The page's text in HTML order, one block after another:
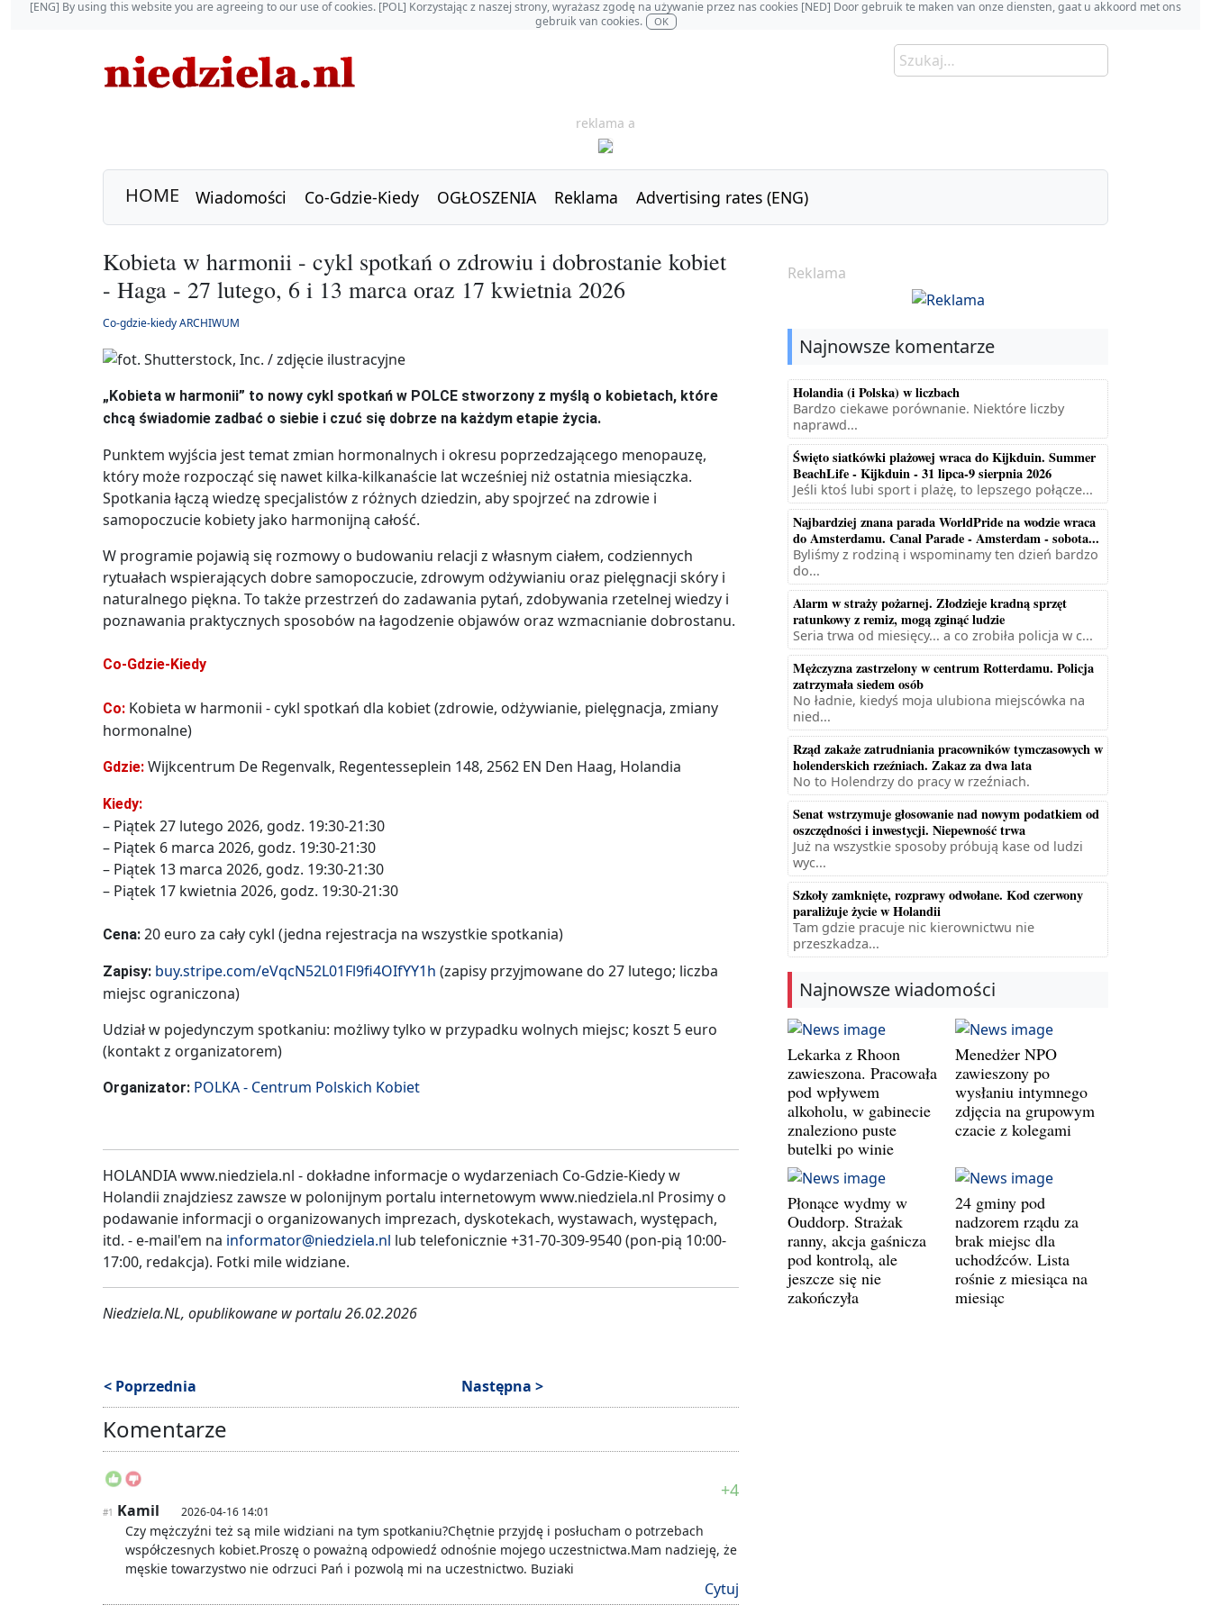
[ENG] By using this website you are agreeing to our use of cookies. [POL] Korzystając z naszej strony, wyrażasz zgodę na używanie przez nas cookies [NED] Door gebruik te maken van onze diensten, gaat u akkoord met ons
gebruik van cookies.
OK
reklama a
HOME Wiadomości Co-Gdzie-Kiedy OGŁOSZENIA Reklama Advertising rates (ENG)
Kobieta w harmonii - cykl spotkań o zdrowiu i dobrostanie kobiet
- Haga - 27 lutego, 6 i 13 marca oraz 17 kwietnia 2026
Co-gdzie-kiedy ARCHIWUM
„Kobieta w harmonii” to nowy cykl spotkań w POLCE stworzony z myślą o kobietach, które
chcą świadomie zadbać o siebie i czuć się dobrze na każdym etapie życia.
Punktem wyjścia jest temat zmian hormonalnych i okresu poprzedzającego menopauzę,
który może rozpocząć się nawet kilka-kilkanaście lat wcześniej niż ostatnia miesiączka.
Spotkania łączą wiedzę specjalistów z różnych dziedzin, aby spojrzeć na zdrowie i
samopoczucie kobiety jako harmonijną całość.
W programie pojawią się rozmowy o budowaniu relacji z własnym ciałem, codziennych
rytuałach wspierających dobre samopoczucie, zdrowym odżywianiu oraz pielęgnacji skóry i
naturalnego piękna. To także przestrzeń do zadawania pytań, zdobywania rzetelnej wiedzy i
poznawania praktycznych sposobów na łagodzenie objawów oraz wzmacnianie dobrostanu.
Co-Gdzie-Kiedy
Co: Kobieta w harmonii - cykl spotkań dla kobiet (zdrowie, odżywianie, pielęgnacja, zmiany
hormonalne)
Gdzie: Wijkcentrum De Regenvalk, Regentesseplein 148, 2562 EN Den Haag, Holandia
Kiedy:
– Piątek 27 lutego 2026, godz. 19:30-21:30
– Piątek 6 marca 2026, godz. 19:30-21:30
– Piątek 13 marca 2026, godz. 19:30-21:30
– Piątek 17 kwietnia 2026, godz. 19:30-21:30
Cena: 20 euro za cały cykl (jedna rejestracja na wszystkie spotkania)
Zapisy: buy.stripe.com/eVqcN52L01Fl9fi4OIfYY1h (zapisy przyjmowane do 27 lutego; liczba
miejsc ograniczona)
Udział w pojedynczym spotkaniu: możliwy tylko w przypadku wolnych miejsc; koszt 5 euro
(kontakt z organizatorem)
Organizator: POLKA - Centrum Polskich Kobiet
HOLANDIA www.niedziela.nl - dokładne informacje o wydarzeniach Co-Gdzie-Kiedy w
Holandii znajdziesz zawsze w polonijnym portalu internetowym www.niedziela.nl Prosimy o
podawanie informacji o organizowanych imprezach, dyskotekach, wystawach, występach,
itd. - e-mail'em na informator@niedziela.nl lub telefonicznie +31-70-309-9540 (pon-pią 10:00-
17:00, redakcja). Fotki mile widziane.
Niedziela.NL, opublikowane w portalu 26.02.2026
< Poprzednia Następna >
Komentarze
+4
#1 Kamil 2026-04-16 14:01
Czy mężczyźni też są mile widziani na tym spotkaniu?Chętnie przyjdę i posłucham o potrzebach
współczesnych kobiet.Proszę o poważną odpowiedź odnośnie mojego uczestnictwa.Mam nadzieję, że
męskie towarzystwo nie odrzuci Pań i pozwolą mi na uczestnictwo. Buziaki
Cytuj
Reklama
Najnowsze komentarze
Holandia (i Polska) w liczbach
Bardzo ciekawe porównanie. Niektóre liczby
naprawd...
Święto siatkówki plażowej wraca do Kijkduin. Summer
BeachLife - Kijkduin - 31 lipca-9 sierpnia 2026
Jeśli ktoś lubi sport i plażę, to lepszego połącze...
Najbardziej znana parada WorldPride na wodzie wraca
do Amsterdamu. Canal Parade - Amsterdam - sobota...
Byliśmy z rodziną i wspominamy ten dzień bardzo
do...
Alarm w straży pożarnej. Złodzieje kradną sprzęt
ratunkowy z remiz, mogą zginąć ludzie
Seria trwa od miesięcy... a co zrobiła policja w c...
Mężczyzna zastrzelony w centrum Rotterdamu. Policja
zatrzymała siedem osób
No ładnie, kiedyś moja ulubiona miejscówka na
nied...
Rząd zakaże zatrudniania pracowników tymczasowych w
holenderskich rzeźniach. Zakaz za dwa lata
No to Holendrzy do pracy w rzeźniach.
Senat wstrzymuje głosowanie nad nowym podatkiem od
oszczędności i inwestycji. Niepewność trwa
Już na wszystkie sposoby próbują kase od ludzi
wyc...
Szkoły zamknięte, rozprawy odwołane. Kod czerwony
paraliżuje życie w Holandii
Tam gdzie pracuje nic kierownictwu nie
przeszkadza...
Najnowsze wiadomości
Lekarka z Rhoon
zawieszona. Pracowała
pod wpływem
alkoholu, w gabinecie
znaleziono puste
butelki po winie
Menedżer NPO
zawieszony po
wysłaniu intymnego
zdjęcia na grupowym
czacie z kolegami
Płonące wydmy w
Ouddorp. Strażak
ranny, akcja gaśnicza
pod kontrolą, ale
jeszcze się nie
zakończyła
24 gminy pod
nadzorem rządu za
brak miejsc dla
uchodźców. Lista
rośnie z miesiąca na
miesiąc